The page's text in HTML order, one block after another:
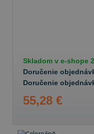
Skladom v e-shope
Doručenie
Doručenie
55,28 €